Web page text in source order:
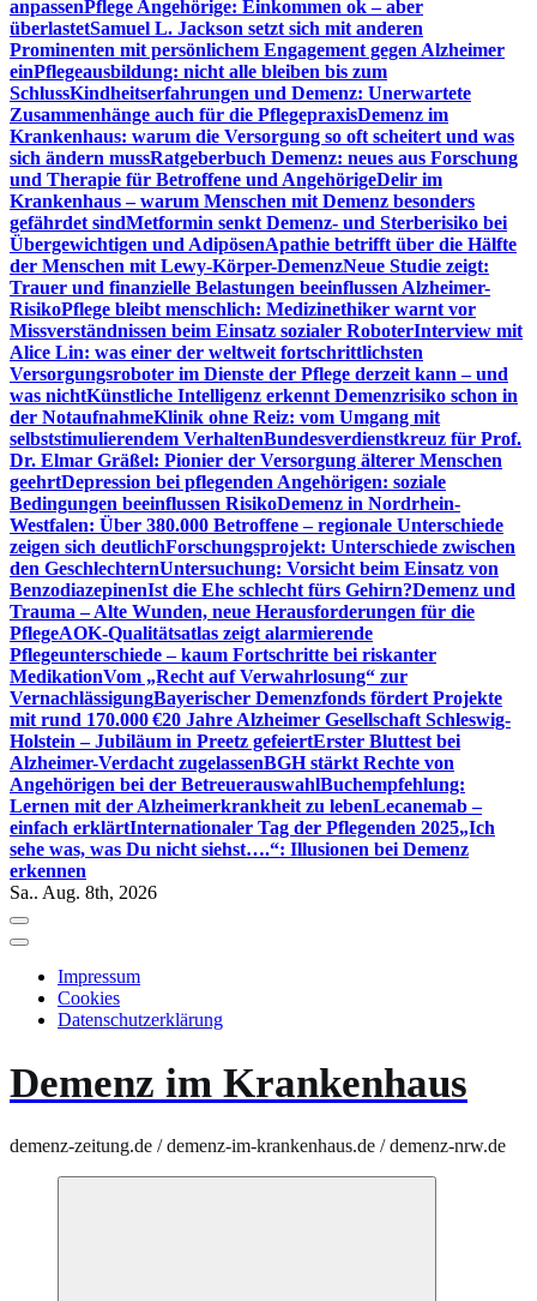
anpassenPflege Angehörige: Einkommen ok – aber
überlastetSamuel L. Jackson setzt sich mit anderen
Prominenten mit persönlichem Engagement gegen Alzheimer
einPflegeausbildung: nicht alle bleiben bis zum
SchlussKindheitserfahrungen und Demenz: Unerwartete
Zusammenhänge auch für die PflegepraxisDemenz im
Krankenhaus: warum die Versorgung so oft scheitert und was
sich ändern mussRatgeberbuch Demenz: neues aus Forschung
und Therapie für Betroffene und AngehörigeDelir im
Krankenhaus – warum Menschen mit Demenz besonders
gefährdet sindMetformin senkt Demenz- und Sterberisiko bei
Übergewichtigen und AdipösenApathie betrifft über die Hälfte
der Menschen mit Lewy-Körper-DemenzNeue Studie zeigt:
Trauer und finanzielle Belastungen beeinflussen Alzheimer-
RisikoPflege bleibt menschlich: Medizinethiker warnt vor
Missverständnissen beim Einsatz sozialer RoboterInterview mit
Alice Lin: was einer der weltweit fortschrittlichsten
Versorgungsroboter im Dienste der Pflege derzeit kann – und
was nichtKünstliche Intelligenz erkennt Demenzrisiko schon in
der NotaufnahmeKlinik ohne Reiz: vom Umgang mit
selbststimulierendem VerhaltenBundesverdienstkreuz für Prof.
Dr. Elmar Gräßel: Pionier der Versorgung älterer Menschen
geehrtDepression bei pflegenden Angehörigen: soziale
Bedingungen beeinflussen RisikoDemenz in Nordrhein-
Westfalen: Über 380.000 Betroffene – regionale Unterschiede
zeigen sich deutlichForschungsprojekt: Unterschiede zwischen
den GeschlechternUntersuchung: Vorsicht beim Einsatz von
BenzodiazepinenIst die Ehe schlecht fürs Gehirn?Demenz und
Trauma – Alte Wunden, neue Herausforderungen für die
PflegeAOK-Qualitätsatlas zeigt alarmierende
Pflegeunterschiede – kaum Fortschritte bei riskanter
MedikationVom „Recht auf Verwahrlosung“ zur
VernachlässigungBayerischer Demenzfonds fördert Projekte
mit rund 170.000 €20 Jahre Alzheimer Gesellschaft Schleswig-
Holstein – Jubiläum in Preetz gefeiertErster Bluttest bei
Alzheimer-Verdacht zugelassenBGH stärkt Rechte von
Angehörigen bei der BetreuerauswahlBuchempfehlung:
Lernen mit der Alzheimerkrankheit zu lebenLecanemab –
einfach erklärtInternationaler Tag der Pflegenden 2025„Ich
sehe was, was Du nicht siehst….“: Illusionen bei Demenz
erkennen
Sa.. Aug. 8th, 2026
Impressum
Cookies
Datenschutzerklärung
Demenz im Krankenhaus
demenz-zeitung.de / demenz-im-krankenhaus.de / demenz-nrw.de